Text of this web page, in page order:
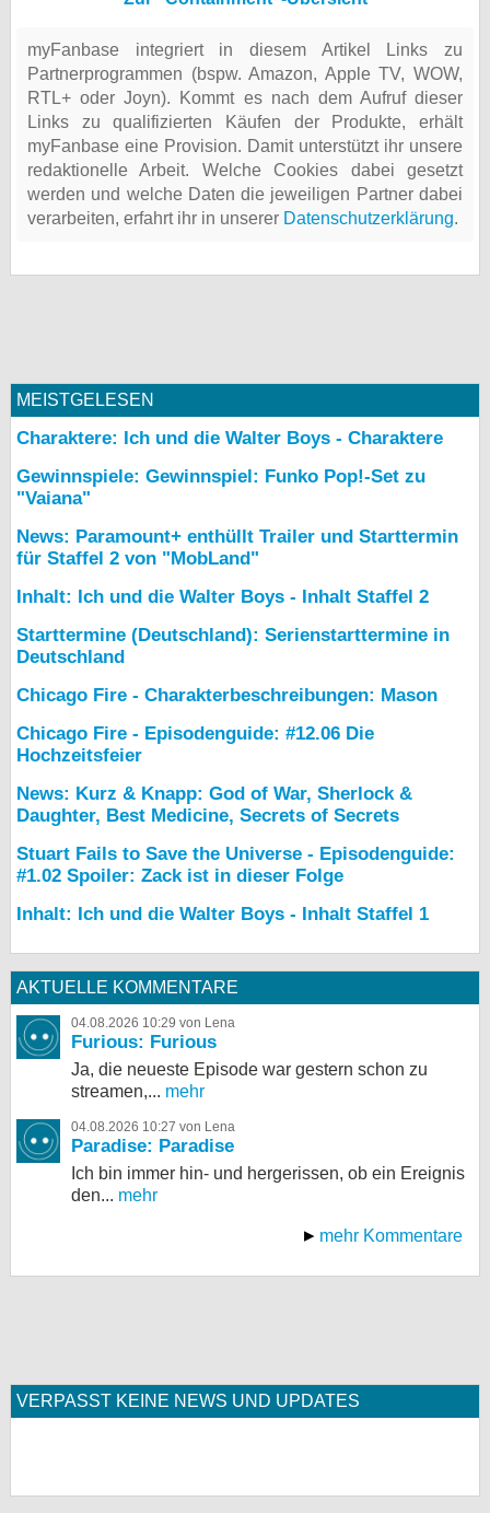
myFanbase integriert in diesem Artikel Links zu
Partnerprogrammen (bspw. Amazon, Apple TV, WOW,
RTL+ oder Joyn). Kommt es nach dem Aufruf dieser
Links zu qualifizierten Käufen der Produkte, erhält
myFanbase eine Provision. Damit unterstützt ihr unsere
redaktionelle Arbeit. Welche Cookies dabei gesetzt
werden und welche Daten die jeweiligen Partner dabei
verarbeiten, erfahrt ihr in unserer Datenschutzerklärung.
MEISTGELESEN
Charaktere: Ich und die Walter Boys - Charaktere
Gewinnspiele: Gewinnspiel: Funko Pop!-Set zu
"Vaiana"
News: Paramount+ enthüllt Trailer und Starttermin
für Staffel 2 von "MobLand"
Inhalt: Ich und die Walter Boys - Inhalt Staffel 2
Starttermine (Deutschland): Serienstarttermine in
Deutschland
Chicago Fire - Charakterbeschreibungen: Mason
Chicago Fire - Episodenguide: #12.06 Die
Hochzeitsfeier
News: Kurz & Knapp: God of War, Sherlock &
Daughter, Best Medicine, Secrets of Secrets
Stuart Fails to Save the Universe - Episodenguide:
#1.02 Spoiler: Zack ist in dieser Folge
Inhalt: Ich und die Walter Boys - Inhalt Staffel 1
AKTUELLE KOMMENTARE
04.08.2026 10:29 von Lena
Furious: Furious
Ja, die neueste Episode war gestern schon zu
streamen,... mehr
04.08.2026 10:27 von Lena
Paradise: Paradise
Ich bin immer hin- und hergerissen, ob ein Ereignis
den... mehr
mehr Kommentare
VERPASST KEINE NEWS UND UPDATES